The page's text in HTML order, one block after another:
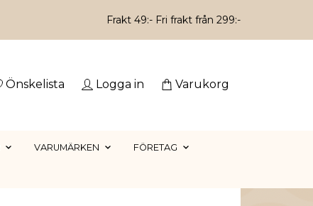
Frakt 49:- Fri frakt från 299:-
Önskelista Logga in Varukorg
VARUMÄRKEN FÖRETAG